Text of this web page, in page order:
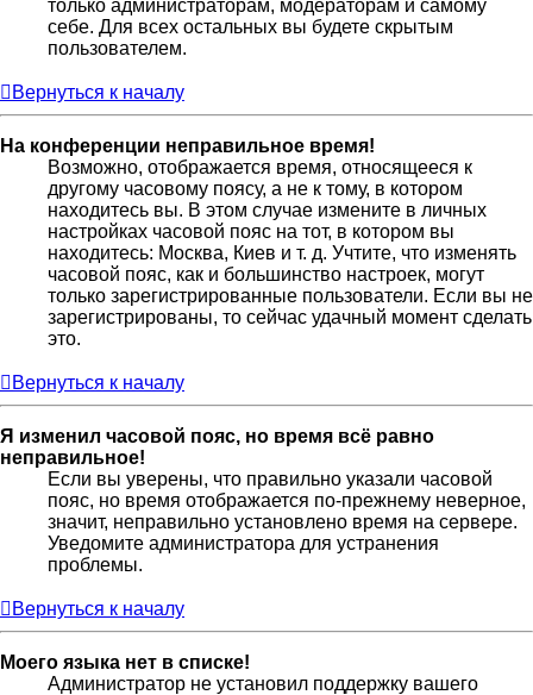
только администраторам, модераторам и самому
себе. Для всех остальных вы будете скрытым
пользователем.
Вернуться к началу
На конференции неправильное время!
Возможно, отображается время, относящееся к
другому часовому поясу, а не к тому, в котором
находитесь вы. В этом случае измените в личных
настройках часовой пояс на тот, в котором вы
находитесь: Москва, Киев и т. д. Учтите, что изменять
часовой пояс, как и большинство настроек, могут
только зарегистрированные пользователи. Если вы не
зарегистрированы, то сейчас удачный момент сделать
это.
Вернуться к началу
Я изменил часовой пояс, но время всё равно
неправильное!
Если вы уверены, что правильно указали часовой
пояс, но время отображается по-прежнему неверное,
значит, неправильно установлено время на сервере.
Уведомите администратора для устранения
проблемы.
Вернуться к началу
Моего языка нет в списке!
Администратор не установил поддержку вашего